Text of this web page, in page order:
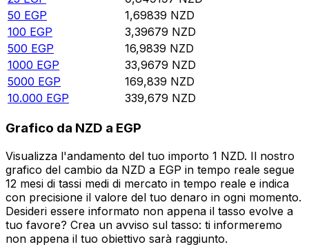
50 EGP 1,69839 NZD
100 EGP 3,39679 NZD
500 EGP 16,9839 NZD
1000 EGP 33,9679 NZD
5000 EGP 169,839 NZD
10.000 EGP 339,679 NZD
Grafico da NZD a EGP
Visualizza l'andamento del tuo importo 1 NZD. Il nostro
grafico del cambio da NZD a EGP in tempo reale segue
12 mesi di tassi medi di mercato in tempo reale e indica
con precisione il valore del tuo denaro in ogni momento.
Desideri essere informato non appena il tasso evolve a
tuo favore? Crea un avviso sul tasso: ti informeremo
non appena il tuo obiettivo sarà raggiunto.